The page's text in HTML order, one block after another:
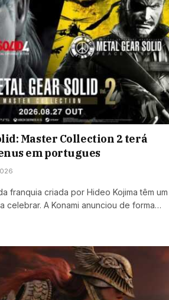
Master Collection 2 terá
em portugues
franquia criada por Hideo Kojima têm um
celebrar. A Konami anunciou de forma…